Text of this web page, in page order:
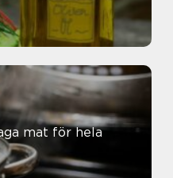
mat för hela